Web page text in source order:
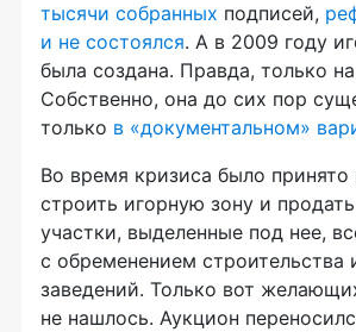
тысячи собранных подписей,
и не состоялся. А в 2009 году
была создана. Правда, только
Собственно, она до сих пор
только в «документальном»
Во время кризиса было
строить игорную зону и
участки, выделенные под нее,
с обременением строительства
заведений. Только вот
не нашлось. Аукцион